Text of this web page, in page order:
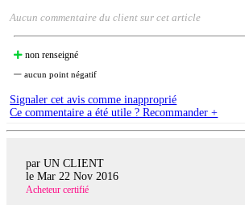
Aucun commentaire du client sur cet article
non renseigné
aucun point négatif
Signaler cet avis comme inapproprié
Ce commentaire a été utile ? Recommander +
par UN CLIENT
le Mar 22 Nov 2016
Acheteur certifié